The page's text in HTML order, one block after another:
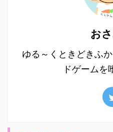
お
ゆる～くときどきふ
ドゲームを